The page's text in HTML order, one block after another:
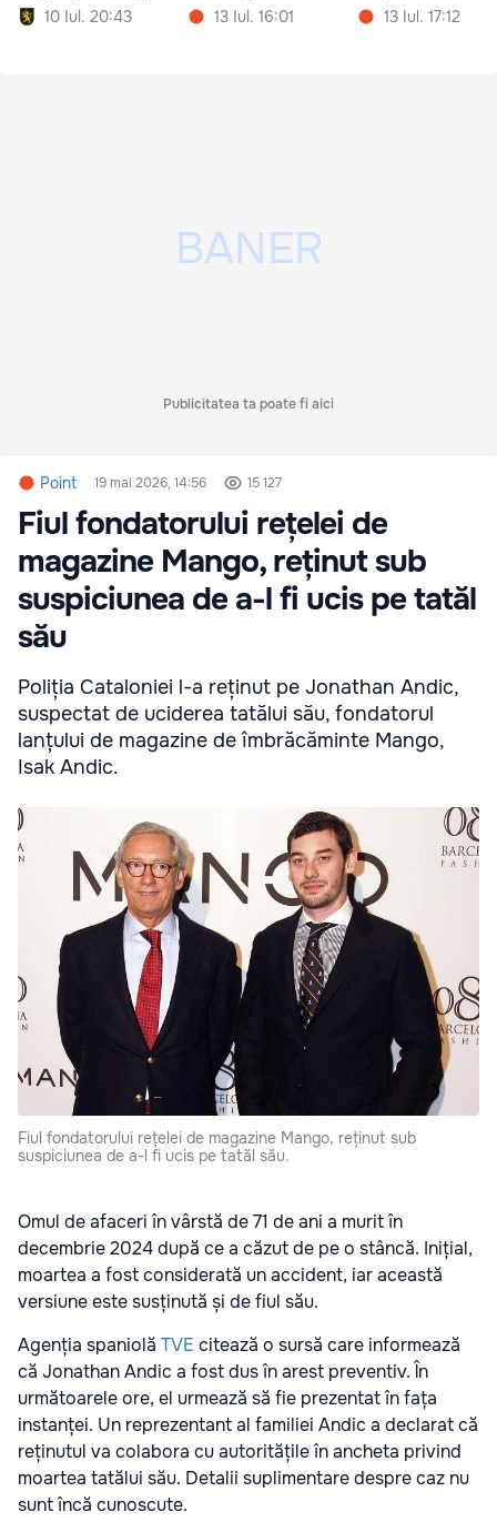
10 Iul. 20:43
13 Iul. 16:01
13 Iul. 17:12
Publicitatea ta poate fi aici
Point 19 mai 2026, 14:56 15 127
Fiul fondatorului rețelei de
magazine Mango, reținut sub
suspiciunea de a-l fi ucis pe tatăl
său
Poliția Cataloniei l-a reținut pe Jonathan Andic,
suspectat de uciderea tatălui său, fondatorul
lanțului de magazine de îmbrăcăminte Mango,
Isak Andic.
Fiul fondatorului rețelei de magazine Mango, reținut sub
suspiciunea de a-l fi ucis pe tatăl său.
Omul de afaceri în vârstă de 71 de ani a murit în
decembrie 2024 după ce a căzut de pe o stâncă. Inițial,
moartea a fost considerată un accident, iar această
versiune este susținută și de fiul său.
Agenția spaniolă TVE citează o sursă care informează
că Jonathan Andic a fost dus în arest preventiv. În
următoarele ore, el urmează să fie prezentat în fața
instanței. Un reprezentant al familiei Andic a declarat că
reținutul va colabora cu autoritățile în ancheta privind
moartea tatălui său. Detalii suplimentare despre caz nu
sunt încă cunoscute.